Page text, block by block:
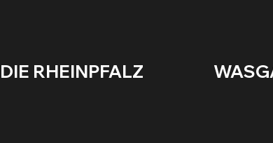
DIE RHEINPFALZ